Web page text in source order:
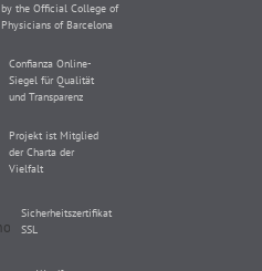
by the Official College of
Physicians of Barcelona
Confianza Online-
Siegel für Qualität
und Transparenz
Projekt ist Mitglied
der Charta der
Vielfalt
Sicherheitszertifikat
SSL